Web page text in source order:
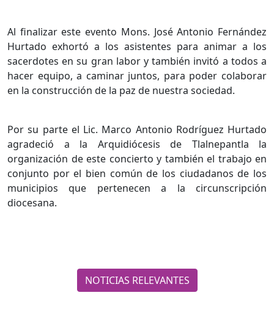
Al finalizar este evento Mons. José Antonio Fernández
Hurtado exhortó a los asistentes para animar a los
sacerdotes en su gran labor y también invitó a todos a
hacer equipo, a caminar juntos, para poder colaborar
en la construcción de la paz de nuestra sociedad.
Por su parte el Lic. Marco Antonio Rodríguez Hurtado
agradeció a la Arquidiócesis de Tlalnepantla la
organización de este concierto y también el trabajo en
conjunto por el bien común de los ciudadanos de los
municipios que pertenecen a la circunscripción
diocesana.
NOTICIAS RELEVANTES